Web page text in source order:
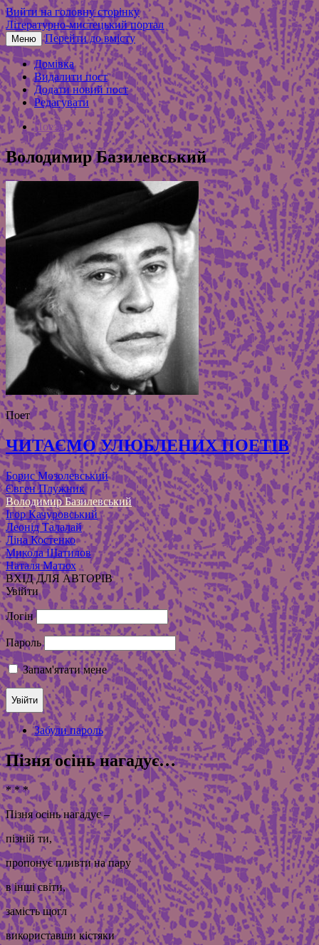
Вийти на головну сторінку
Літературно-мистецький портал
Меню Перейти до вмісту
Домівка
Видалити пост
Додати новий пост
Редагувати
Поезія
Володимир Базилевський
Поет
ЧИТАЄМО УЛЮБЛЕНИХ ПОЕТІВ
Борис Мозолевський
Євген Плужник
Володимир Базилевський
Ігор Качуровський
Леонід Талалай
Ліна Костенко
Микола Шатилов
Наталя Матюх
ВХІД ДЛЯ АВТОРІВ
Увійти
Логін
Пароль
Запам'ятати мене
Забули пароль
Пізня осінь нагадує…
* * *
Пізня осінь нагадує –
пізній ти,
пропонує пливти на пару
в інші світи,
замість щогл
використавши кістяки